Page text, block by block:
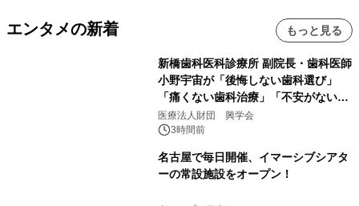
エンタメの新着 もっと見る
新橋歯科医科診療所 副院長・歯科医師
小野宇宙が「後悔しない歯科選び」
「痛くない歯科治療」「不安がない治
療計画」をテーマに専門監修
医療法人財団 興学会
3時間前
名古屋で毎日開催、イマーシブシアタ
ーの常設施設をオープン！